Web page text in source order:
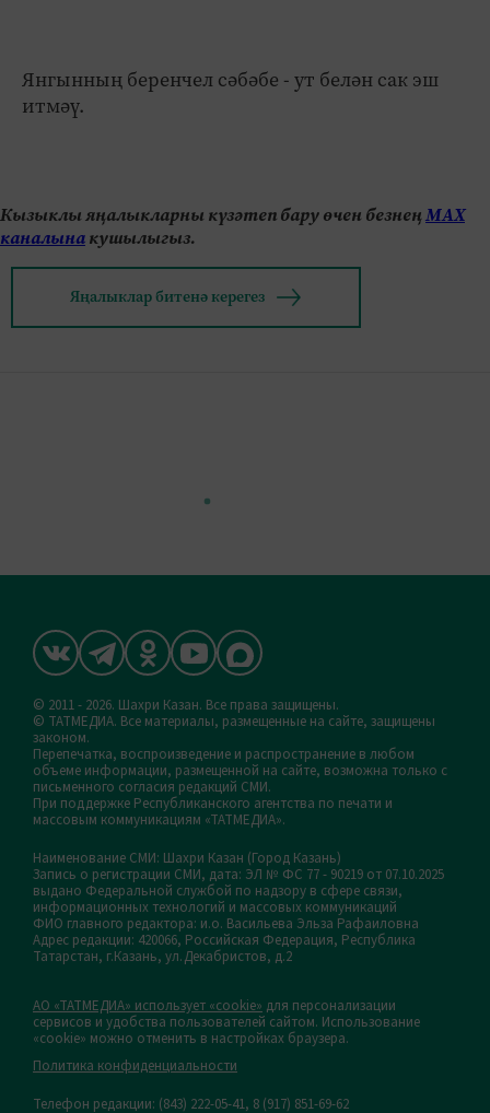
Янгынның беренчел сәбәбе - ут белән сак эш
итмәү.
Кызыклы яңалыкларны күзәтеп бару өчен безнеңМАХ
каналынакушылыгыз.
Яңалыклар битенә керегез
© 2011 - 2026. Шахри Казан. Все права защищены.
© ТАТМЕДИА. Все материалы, размещенные на сайте, защищены
законом.
Перепечатка, воспроизведение и распространение в любом
объеме информации, размещенной на сайте, возможна только с
письменного согласия редакций СМИ.
При поддержке Республиканского агентства по печати и
массовым коммуникациям «ТАТМЕДИА».
Наименование СМИ: Шахри Казан (Город Казань)
Запись о регистрации СМИ, дата: ЭЛ № ФС 77 - 90219 от 07.10.2025
выдано Федеральной службой по надзору в сфере связи,
информационных технологий и массовых коммуникаций
ФИО главного редактора: и.о. Васильева Эльза Рафаиловна
Адрес редакции: 420066, Российская Федерация, Республика
Татарстан, г.Казань, ул.Декабристов, д.2
АО «ТАТМЕДИА» использует «cookie» для персонализации
сервисов и удобства пользователей сайтом. Использование
«cookie» можно отменить в настройках браузера.
Политика конфиденциальности
Телефон редакции: (843) 222-05-41, 8 (917) 851-69-62